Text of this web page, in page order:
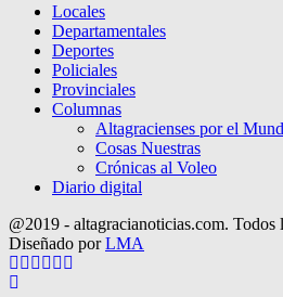
Locales
Departamentales
Deportes
Policiales
Provinciales
Columnas
Altagracienses por el
Cosas Nuestras
Crónicas al Voleo
Diario digital
@2019 - altagracianoticias.com. Todos
Diseñado porLMA
Facebook
Twitter
Instagram
Pinterest
Google